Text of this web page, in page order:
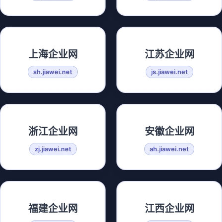
上海企业网
sh.jiawei.net
江苏企业网
js.jiawei.net
浙江企业网
zj.jiawei.net
安徽企业网
ah.jiawei.net
福建企业网 江西企业网